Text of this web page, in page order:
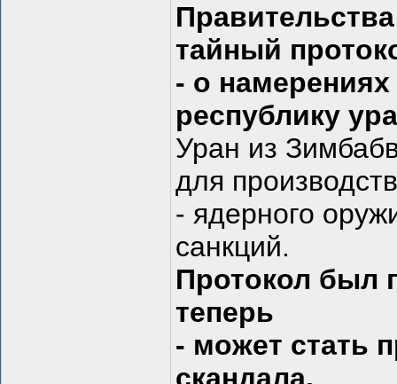
тайный
- о
республику
Уран из
для
- ядерного
санкций.
Протокол был
теперь
- может стать